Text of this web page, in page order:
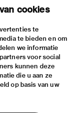
cookies
te
te bieden en om
we informatie
voor social
kunnen deze
die u aan ze
op basis van uw